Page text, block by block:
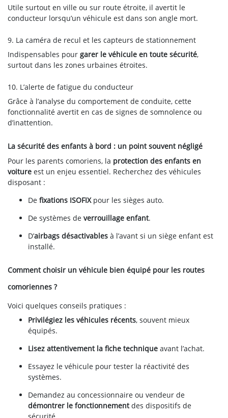
Utile surtout en ville ou sur route étroite, il avertit le
conducteur lorsqu’un véhicule est dans son angle mort.
9. La caméra de recul et les capteurs de stationnement
Indispensables pour garer le véhicule en toute sécurité,
surtout dans les zones urbaines étroites.
10. L’alerte de fatigue du conducteur
Grâce à l’analyse du comportement de conduite, cette
fonctionnalité avertit en cas de signes de somnolence ou
d’inattention.
La sécurité des enfants à bord : un point souvent négligé
Pour les parents comoriens, la protection des enfants en
voiture est un enjeu essentiel. Recherchez des véhicules
disposant :
De fixations ISOFIXpour les sièges auto.
De systèmes de verrouillage enfant.
D’airbags désactivables à l’avant si un siège enfant est
installé.
Comment choisir un véhicule bien équipé pour les routes
comoriennes ?
Voici quelques conseils pratiques :
Privilégiez les véhicules récents, souvent mieux
équipés.
Lisez attentivement la fiche technique avant l’achat.
Essayez le véhicule pour tester la réactivité des
systèmes.
Demandez au concessionnaire ou vendeur de
démontrer le fonctionnementdes dispositifs de
sécurité.